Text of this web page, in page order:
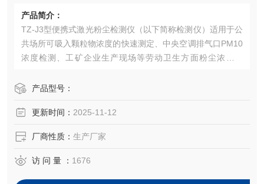
产品简介：
TZ-J3型便携式激光粉尘检测仪（以下简称检测仪）适用于公
共场所可吸入颗粒物浓度的快速测定、中央空调排气口PM10
浓度检测、工矿企业生产现场等劳动卫生方面粉尘浓度检
器净化效率评价等。
产品型号：
更新时间： 2025-11-12
厂商性质： 生产厂家
访 问 量 ： 1676